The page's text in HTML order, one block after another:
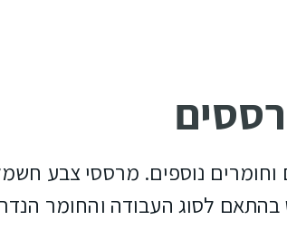
נוספים. מרססי צבע
לסוג העבודה והחומר